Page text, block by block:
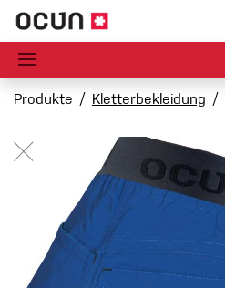
Produkte Kletterbekleidung